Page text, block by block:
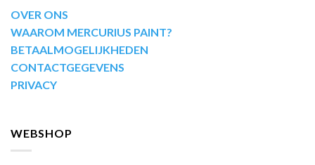
OVER ONS
WAAROM MERCURIUS PAINT?
BETAALMOGELIJKHEDEN
CONTACTGEGEVENS
PRIVACY
WEBSHOP